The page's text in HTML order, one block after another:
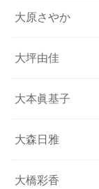
大原さやか
大坪由佳
大本眞基子
大森日雅
大橋彩香